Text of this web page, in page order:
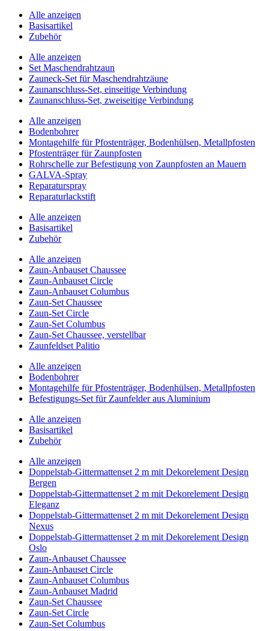
Alle anzeigen
Basisartikel
Zubehör
Alle anzeigen
Set Maschendrahtzaun
Zauneck-Set für Maschendrahtzäune
Zaunanschluss-Set, einseitige Verbindung
Zaunanschluss-Set, zweiseitige Verbindung
Alle anzeigen
Bodenbohrer
Montagehilfe für Pfostenträger, Bodenhülsen, Metallpfosten
Pfostenträger für Zaunpfosten
Rohrschelle zur Befestigung von Zaunpfosten an Mauern
GALVA-Spray
Reparaturspray
Reparaturlackstift
Alle anzeigen
Basisartikel
Zubehör
Alle anzeigen
Zaun-Anbauset Chaussee
Zaun-Anbauset Circle
Zaun-Anbauset Columbus
Zaun-Set Chaussee
Zaun-Set Circle
Zaun-Set Columbus
Zaun-Set Chaussee, verstellbar
Zaunfeldset Palitio
Alle anzeigen
Bodenbohrer
Montagehilfe für Pfostenträger, Bodenhülsen, Metallpfosten
Befestigungs-Set für Zaunfelder aus Aluminium
Alle anzeigen
Basisartikel
Zubehör
Alle anzeigen
Doppelstab-Gittermattenset 2 m mit Dekorelement Design
Bergen
Doppelstab-Gittermattenset 2 m mit Dekorelement Design
Eleganz
Doppelstab-Gittermattenset 2 m mit Dekorelement Design
Nexus
Doppelstab-Gittermattenset 2 m mit Dekorelement Design
Oslo
Zaun-Anbauset Chaussee
Zaun-Anbauset Circle
Zaun-Anbauset Columbus
Zaun-Anbauset Madrid
Zaun-Set Chaussee
Zaun-Set Circle
Zaun-Set Columbus